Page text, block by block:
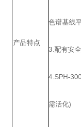
产品特点
色谱基线
3.配有安
4.SPH-
需活化)